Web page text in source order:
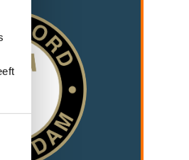
De positie van het
trends
met bewoners in
Want wij van DOCK
buurten nodig hebben.